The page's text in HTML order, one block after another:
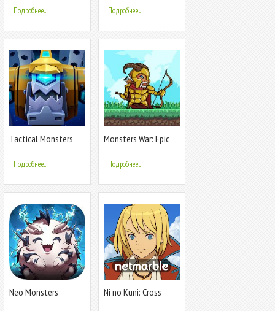
Подробнее... Подробнее...
Tactical Monsters
Монстры)
Подробнее...
Monsters War: Epic
Games
Подробнее...
Neo Monsters
Ni no Kuni: Cross